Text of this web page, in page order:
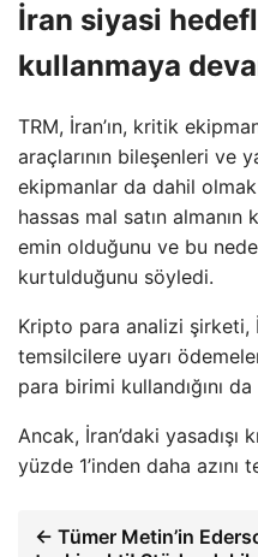
İran siyasi
kullanmaya
TRM, İran’ın, kritik
araçlarının bileşenleri ve
ekipmanlar da dahil olmak
hassas mal satın
emin olduğunu ve bu
kurtulduğunu söyledi.
Kripto para analizi şirketi,
temsilcilere uyarı
para birimi kullandığını
Ancak, İran’daki
yüzde 1’inden daha azını
← Tümer Metin’in